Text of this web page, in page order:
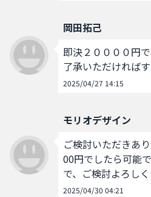
岡田拓己
即決２００００円
了承いただければす
2025/04/27 14:15
モリオデザイン
ご検討いただきあ
00円でしたら可能
で、ご検討よろし
2025/04/30 04:21